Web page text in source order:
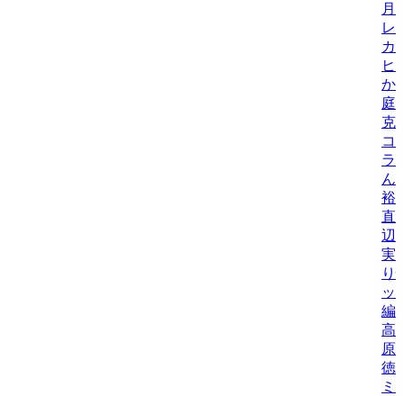
月
レ
カ
ヒ
か
庭/
克
コ
ラ
ん
裕/
直
辺
実/
り
ッ
編
高
原
徳/
ミ